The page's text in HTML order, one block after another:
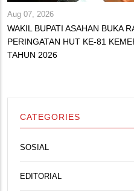
Aug 07, 2026
WAKIL BUPATI ASAHAN BUKA
PERINGATAN HUT KE-81
TAHUN 2026
CATEGORIES
SOSIAL
EDITORIAL